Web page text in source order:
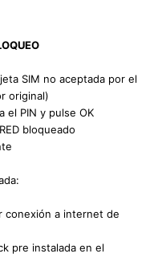
SIM no aceptada por el
original)
el PIN y pulse OK
bloqueado
conexión a internet de
pre instalada en el